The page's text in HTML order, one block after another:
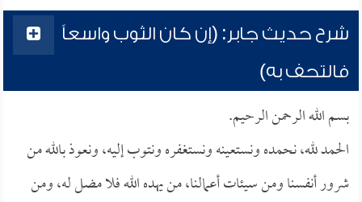
شرح حديث جابر: (إن كان الثوب واسعاً
فالتحف به)
بسم الله الرحمن الرحيم.
الحمد لله، نحمده ونستعينه ونستغفره ونتوب إليه، ونعوذ بالله من
شرور أنفسنا ومن سيئات أعمالنا، من يهده الله فلا مضل له، ومن